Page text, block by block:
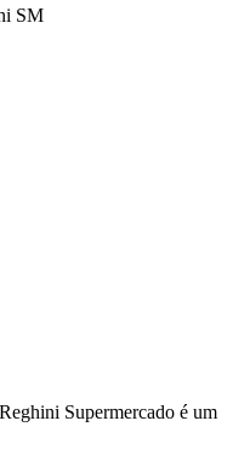
SM
Supermercado é um